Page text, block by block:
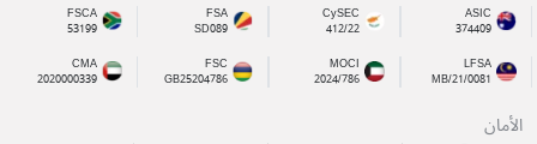
ASIC
374409
CySEC
412/22
FSA
SD089
FSCA
53199
LFSA
MB/21/0081
MOCI
2024/786
FSC
GB25204786
CMA
2020000339
الأمان